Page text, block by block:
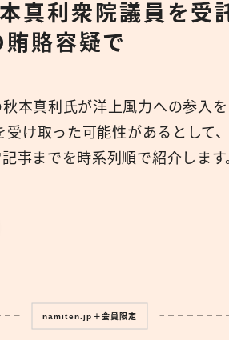
特集
真利衆院議員を受
賂容疑で
本真利氏が洋上風力への参入
け取った可能性があるとして
事までを時系列順で紹介します
namiten.jp＋会員限定